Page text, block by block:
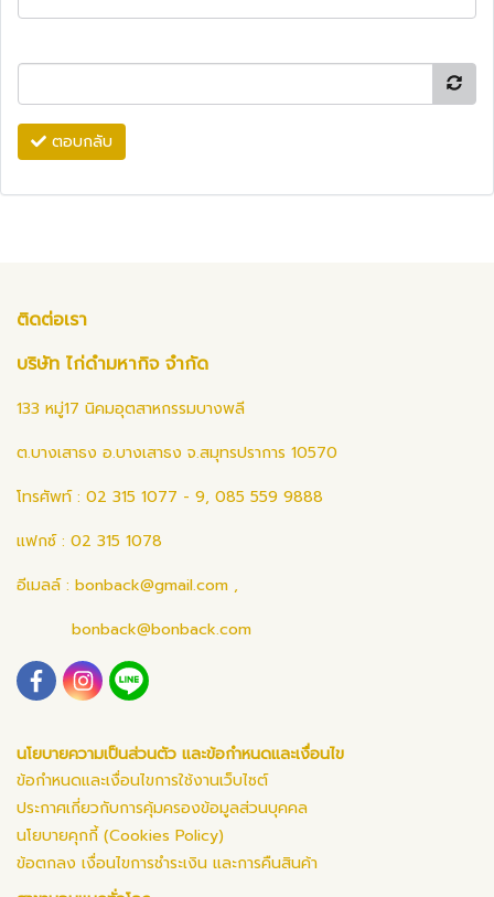
ตอบกลับ
ติดต่อเรา
บริษัท ไก่ดำมหากิจ จำกัด
133 หมู่17 นิคมอุตสาหกรรมบางพลี
ต.บางเสาธง อ.บางเสาธง จ.สมุทรปราการ 10570
โทรศัพท์ : 02 315 1077 - 9, 085 559 9888
แฟกซ์ : 02 315 1078
อีเมลล์ : bonback@gmail.com ,
bonback@bonback.com
นโยบายความเป็นส่วนตัว และข้อกำหนดและเงื่อนไข
ข้อกำหนดและเงื่อนไขการใช้งานเว็บไซต์
ประกาศเกี่ยวกับการคุ้มครองข้อมูลส่วนบุคคล
นโยบายคุกกี้ (Cookies Policy)
ข้อตกลง เงื่อนไขการชำระเงิน และการคืนสินค้า